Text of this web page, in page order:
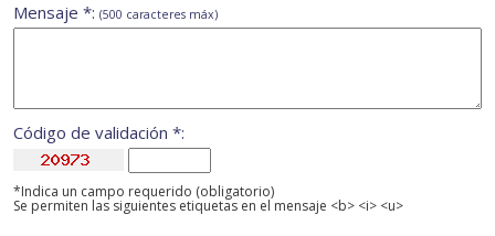
Mensaje *: (500 caracteres máx)
Código de validación *:
*Indica un campo requerido (obligatorio)
Se permiten las siguientes etiquetas en el mensaje <b> <i> <u>